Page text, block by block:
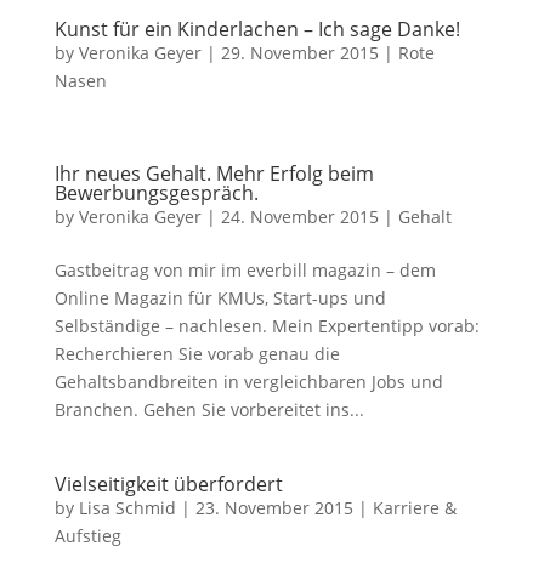
Kunst für ein Kinderlachen – Ich sage Danke!
by Veronika Geyer| 29. November 2015 | Rote
Nasen
Ihr neues Gehalt. Mehr Erfolg beim
Bewerbungsgespräch.
by Veronika Geyer| 24. November 2015 | Gehalt
Gastbeitrag von mir im everbill magazin – dem
Online Magazin für KMUs, Start-ups und
Selbständige – nachlesen. Mein Expertentipp vorab:
Recherchieren Sie vorab genau die
Gehaltsbandbreiten in vergleichbaren Jobs und
Branchen. Gehen Sie vorbereitet ins...
Vielseitigkeit überfordert
by Lisa Schmid | 23. November 2015 | Karriere &
Aufstieg